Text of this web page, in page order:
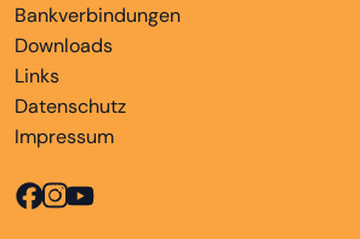
Bankverbindungen
Downloads
Links
Datenschutz
Impressum